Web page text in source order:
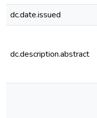
dc.date.issued
dc.description.abstract